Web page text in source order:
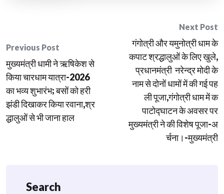
navigation
Previous Post
मुख्यमंत्री धामी ने ऋषिकेश से
किया चारधाम यात्रा-2026
का भव्य शुभारंभ; बसों को हरी
झंडी दिखाकर किया रवाना,श्र
द्धालुओं से भी जाना हाल
Next Post
गंगोत्री और यमुनोत्री धाम के
कपाट श्रद्धालुओं के लिए खुले,
प्रधानमंत्री नरेन्द्र मोदी के
नाम से दोनों धामों में की गई पह
ली पूजा,गंगोत्री धाम में क
पाटोद्घाटन के अवसर पर
मुख्यमंत्री ने की विशेष पूजा-अ
र्चना।-मुख्यमंत्री
Search